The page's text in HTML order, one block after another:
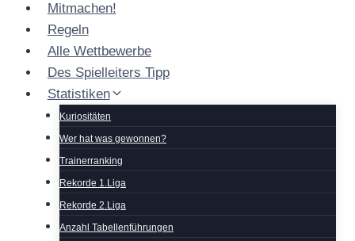
Mitmachen!
Regeln
Alle Wettbewerbe
Des Spielleiters Tipp
Statistiken
Kuriositäten
Wer hat was gewonnen?
Trainerranking
Rekorde 1.Liga
Rekorde 2.Liga
Anzahl Tabellenführungen